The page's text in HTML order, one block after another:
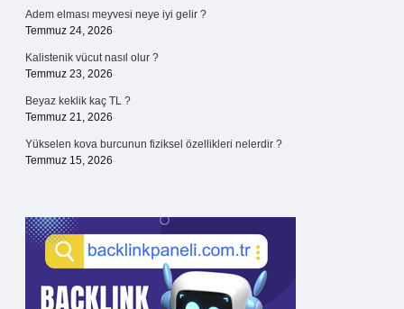
Adem elması meyvesi neye iyi gelir ?
Temmuz 24, 2026
Kalistenik vücut nasıl olur ?
Temmuz 23, 2026
Beyaz keklik kaç TL ?
Temmuz 21, 2026
Yükselen kova burcunun fiziksel özellikleri nelerdir ?
Temmuz 15, 2026